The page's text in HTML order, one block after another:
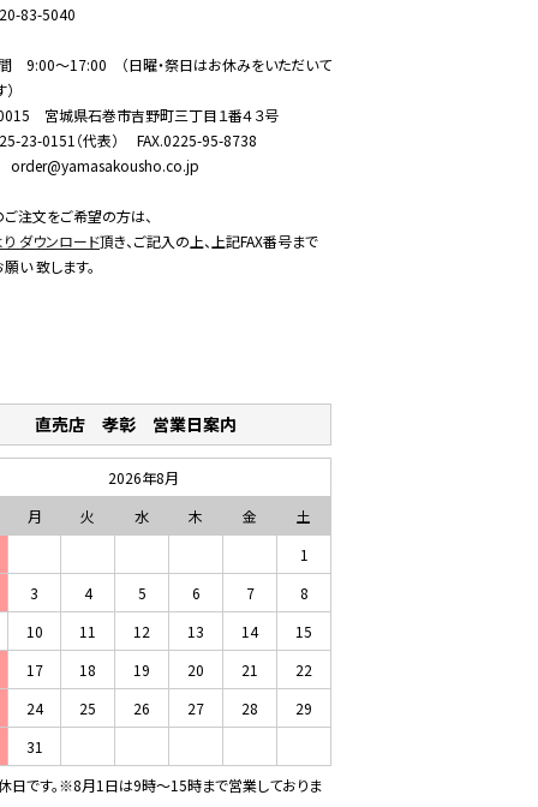
83-5040
9:00～17:00 （日曜・祭日はお休みをいただいて
宮城県石巻市吉野町三丁目１番４３号
23-0151（代表） FAX.0225-95-8738
ご注文をご希望の方は、
り ダウンロード頂き、ご記入の上、上記FAX番号まで
い 致します。
店 孝彰 営業日案内
2026年8月
月 火 水 木 金
土
1
3 4 5 6 7
8
10 11 12 13 14
15
17 18 19 20 21
22
24 25 26 27 28
29
31
日です。※8月1日は9時～15時まで営業しておりま